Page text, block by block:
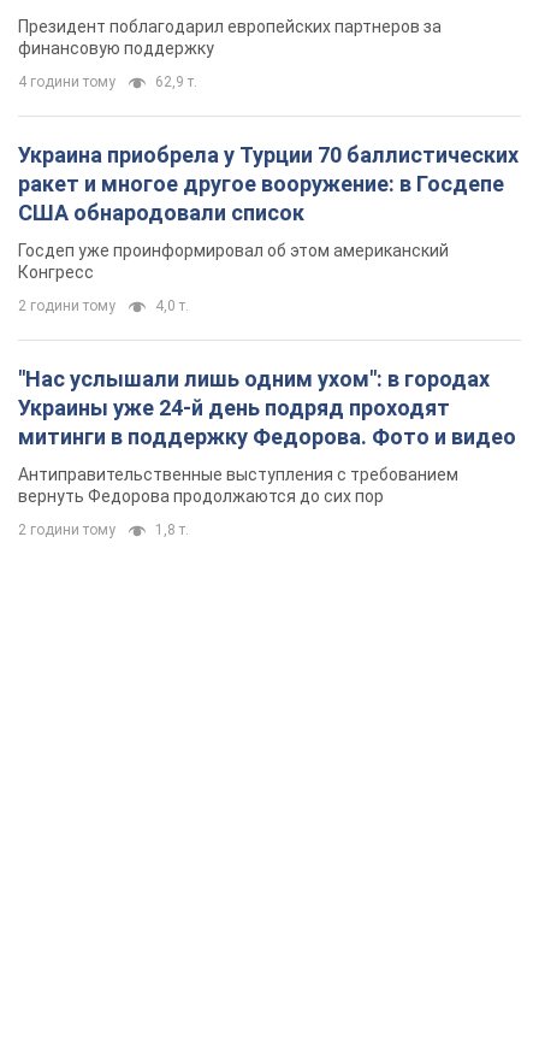
Президент поблагодарил европейских партнеров за
финансовую поддержку
4 години тому 62,9 т.
Украина приобрела у Турции 70 баллистических
ракет и многое другое вооружение: в Госдепе
США обнародовали список
Госдеп уже проинформировал об этом американский
Конгресс
2 години тому 4,0 т.
"Нас услышали лишь одним ухом": в городах
Украины уже 24-й день подряд проходят
митинги в поддержку Федорова. Фото и видео
Антиправительственные выступления с требованием
вернуть Федорова продолжаются до сих пор
2 години тому 1,8 т.